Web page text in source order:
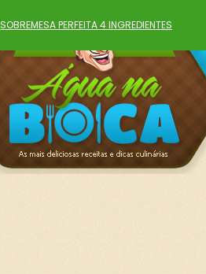
SOBREMESA PERFEITA 4 INGREDIENTES